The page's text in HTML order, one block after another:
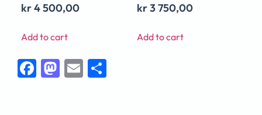
kr4 500,00
Add to cart
kr3 750,00
Add to cart
Facebook
Mastodon
Email